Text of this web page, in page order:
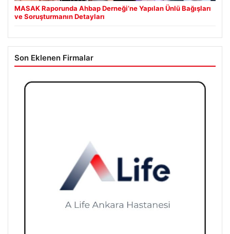
MASAK Raporunda Ahbap Derneği’ne Yapılan Ünlü Bağışları
ve Soruşturmanın Detayları
Son Eklenen Firmalar